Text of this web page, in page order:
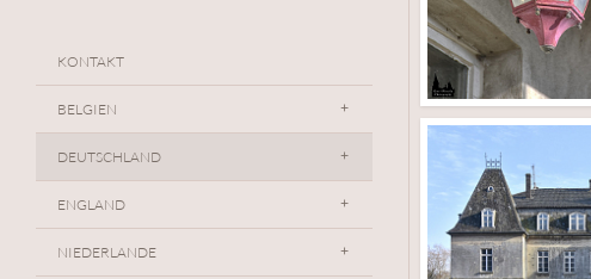
KONTAKT
BELGIEN
DEUTSCHLAND
ENGLAND
NIEDERLANDE